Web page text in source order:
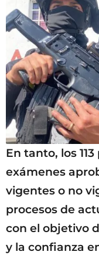
En tanto, los
exámenes
vigentes o no
procesos de
con el objetivo
y la confianza